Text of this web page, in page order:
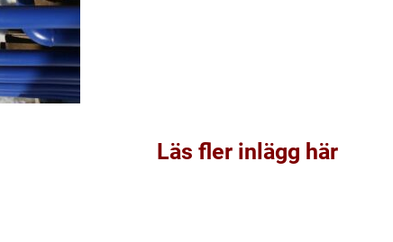
Läs fler inlägg här